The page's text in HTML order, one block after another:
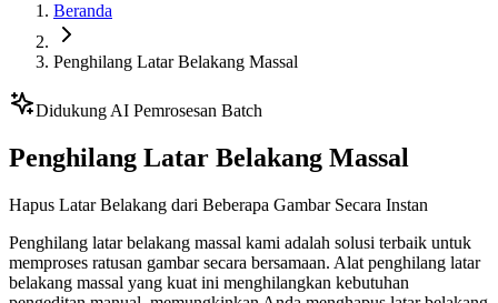
Beranda
Penghilang Latar Belakang Massal
Didukung AI Pemrosesan Batch
Penghilang Latar Belakang Massal
Hapus Latar Belakang dari Beberapa Gambar Secara Instan
Penghilang latar belakang massal kami adalah solusi terbaik untuk
memproses ratusan gambar secara bersamaan. Alat penghilang latar
belakang massal yang kuat ini menghilangkan kebutuhan